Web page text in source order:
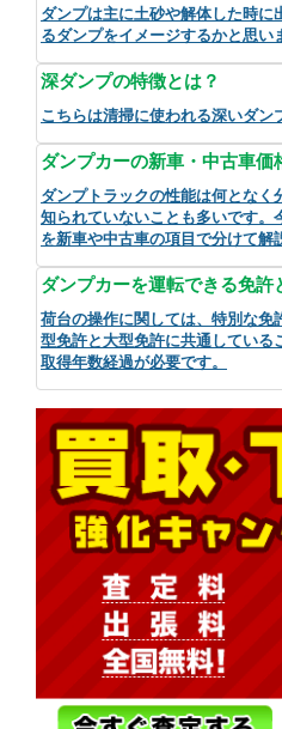
ダンプは主に土砂や解体した時
るダンプをイメージするかと思い
深ダンプの特徴とは？
こちらは清掃に使われる深いダン
ダンプカーの新車・中古車価
ダンプトラックの性能は何とな
知られていないことも多いです。
を新車や中古車の項目で分けて解
ダンプカーを運転できる免許
荷台の操作に関しては、特別な免
型免許と大型免許に共通している
取得年数経過が必要です。